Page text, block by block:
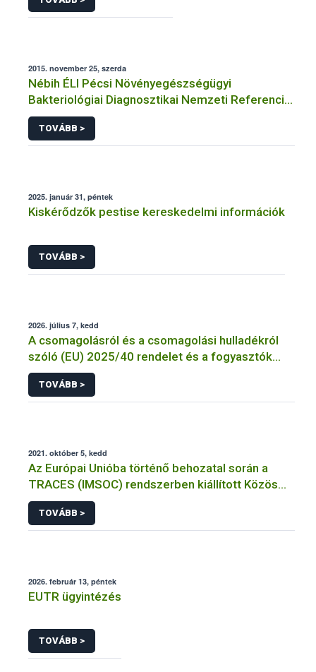
2015. november 25, szerda
Nébih ÉLI Pécsi Növényegészségügyi
Bakteriológiai Diagnosztikai Nemzeti Referencia
Laboratórium
TOVÁBB >
2025. január 31, péntek
Kiskérődzők pestise kereskedelmi információk
TOVÁBB >
2026. július 7, kedd
A csomagolásról és a csomagolási hulladékról
szóló (EU) 2025/40 rendelet és a fogyasztók
élelmiszerekkel kapcsolatos tájékoztatásáról
szóló 1169/2011/EU rendelet jelölési
kötelezettségeinek összehangolásáról szóló
TOVÁBB >
2021. október 5, kedd
Az Európai Unióba történő behozatal során a
TRACES (IMSOC) rendszerben kiállított Közös
Egészségügyi Beléptetési Okmány: KEBO-D
(angolul: CHEDD) használata
TOVÁBB >
2026. február 13, péntek
EUTR ügyintézés
TOVÁBB >